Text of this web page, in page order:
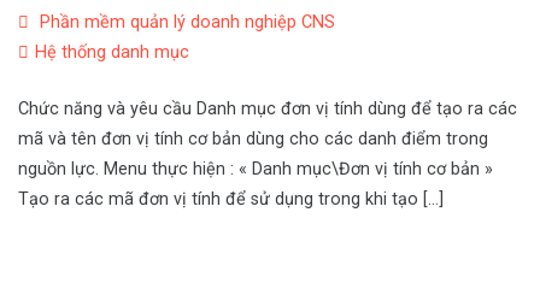
Phần mềm quản lý doanh nghiệp CNS
Hệ thống danh mục
Chức năng và yêu cầu Danh mục đơn vị tính dùng để tạo ra các
mã và tên đơn vị tính cơ bản dùng cho các danh điểm trong
nguồn lực. Menu thực hiện : « Danh mục\Đơn vị tính cơ bản »
Tạo ra các mã đơn vị tính để sử dụng trong khi tạo […]